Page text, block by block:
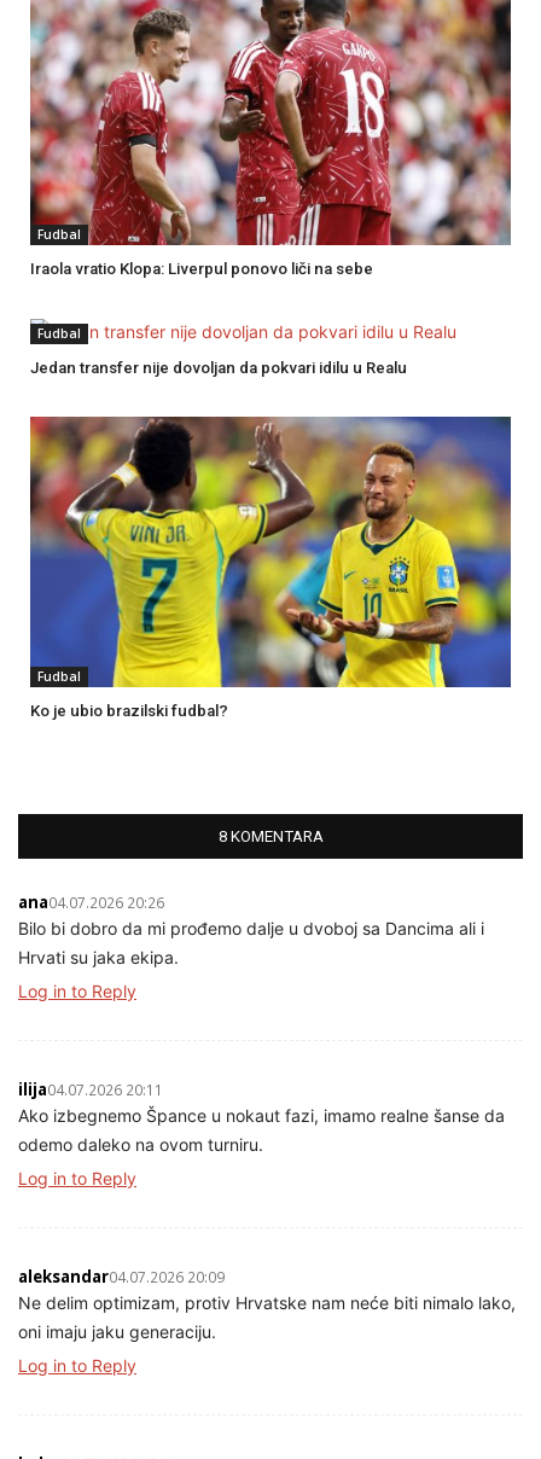
Fudbal
Iraola vratio Klopa: Liverpul ponovo liči na sebe
Fudbal
Jedan transfer nije dovoljan da pokvari idilu u Realu
Fudbal
Ko je ubio brazilski fudbal?
8 KOMENTARA
ana04.07.2026 20:26
Bilo bi dobro da mi prođemo dalje u dvoboj sa Dancima ali i
Hrvati su jaka ekipa.
Log in to Reply
ilija04.07.2026 20:11
Ako izbegnemo Špance u nokaut fazi, imamo realne šanse da
odemo daleko na ovom turniru.
Log in to Reply
aleksandar04.07.2026 20:09
Ne delim optimizam, protiv Hrvatske nam neće biti nimalo lako,
oni imaju jaku generaciju.
Log in to Reply